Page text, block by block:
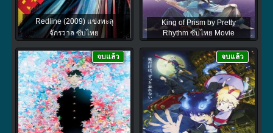
Redline (2009) แข่งทะลุ
จักรวาล ซับไทย
King of Prism by Pretty
Rhythm ซับไทย Movie
จบแล้ว จบแล้ว